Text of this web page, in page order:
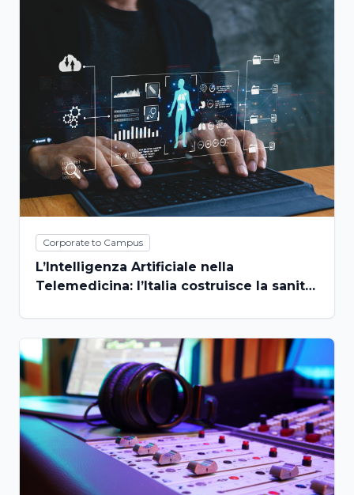
Corporate to Campus
L’Intelligenza Artificiale nella
Telemedicina: l’Italia costruisce la sanità